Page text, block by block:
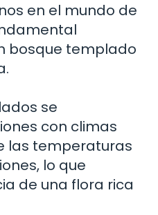
en el mundo de
bosque templado
se
con climas
las temperaturas
lo que
de una flora rica